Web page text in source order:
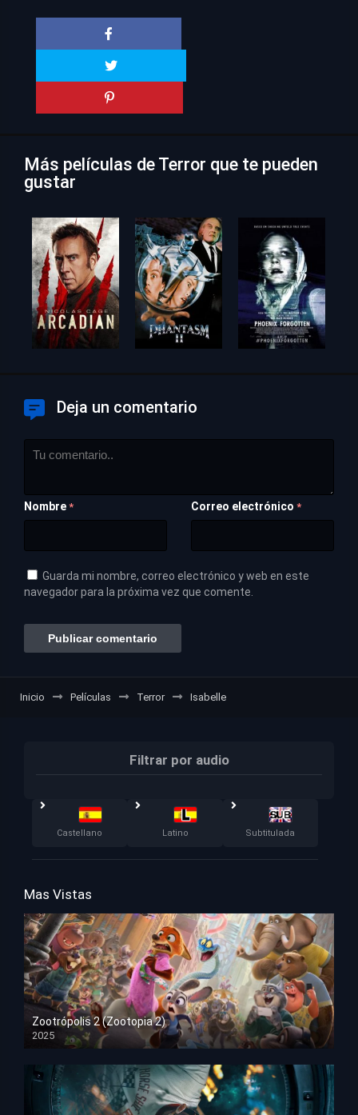
Más películas de Terror que te pueden
gustar
Deja un comentario
Nombre * Correo electrónico *
Guarda mi nombre, correo electrónico y web en este
navegador para la próxima vez que comente.
Inicio Películas Terror Isabelle
Filtrar por audio
Castellano Latino Subtitulada
Mas Vistas
Zootrópolis 2 (Zootopia 2)
2025
HD 1080p